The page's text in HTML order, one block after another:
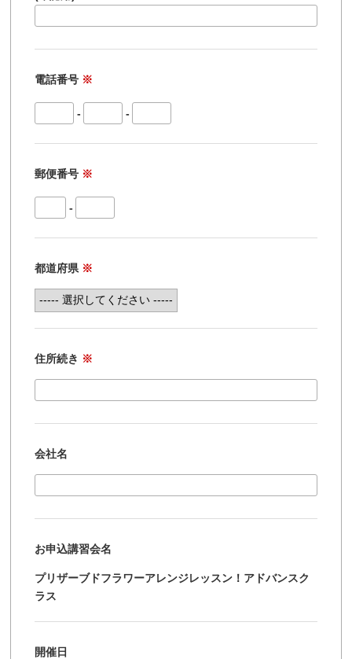
電話番号 ※
- -
郵便番号 ※
-
都道府県 ※
住所続き ※
会社名
お申込講習会名
プリザーブドフラワーアレンジレッスン！アドバンスク
ラス
開催日